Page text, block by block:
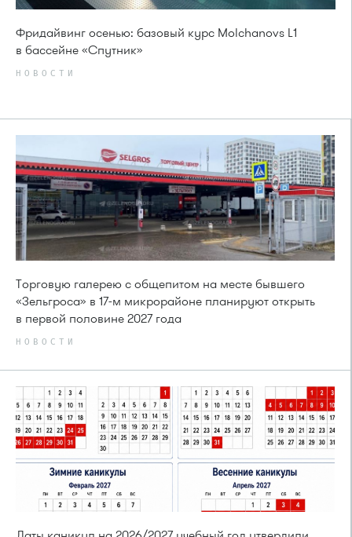
Фридайвинг осенью: базовый курс Molchanovs L1
в бассейне «Спутник»
НОВОСТИ
Торговую галерею с общепитом на месте бывшего
«Зельгроса» в 17-м микрорайоне планируют открыть
в первой половине 2027 года
НОВОСТИ